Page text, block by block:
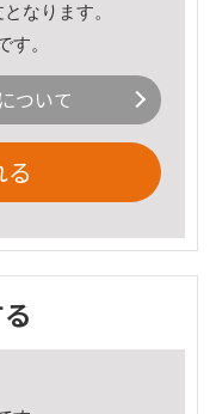
なります。
す。
ついて